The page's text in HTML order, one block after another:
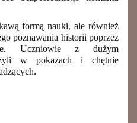
formą nauki, ale również
poznawania historii poprzez
Uczniowie z dużym
w pokazach i chętnie